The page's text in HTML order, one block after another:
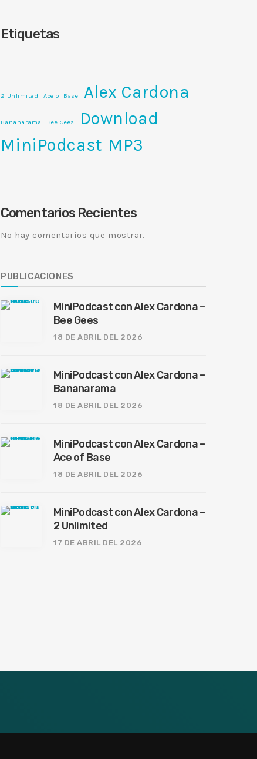
Etiquetas
2 Unlimited Ace of Base Alex Cardona
Bananarama Bee Gees
Download
MiniPodcast MP3
Comentarios Recientes
No hay comentarios que mostrar.
PUBLICACIONES
MiniPodcast con Alex Cardona –
Bee Gees
18 DE ABRIL DEL 2026
MiniPodcast con Alex Cardona –
Bananarama
18 DE ABRIL DEL 2026
MiniPodcast con Alex Cardona –
Ace of Base
18 DE ABRIL DEL 2026
MiniPodcast con Alex Cardona –
2 Unlimited
17 DE ABRIL DEL 2026